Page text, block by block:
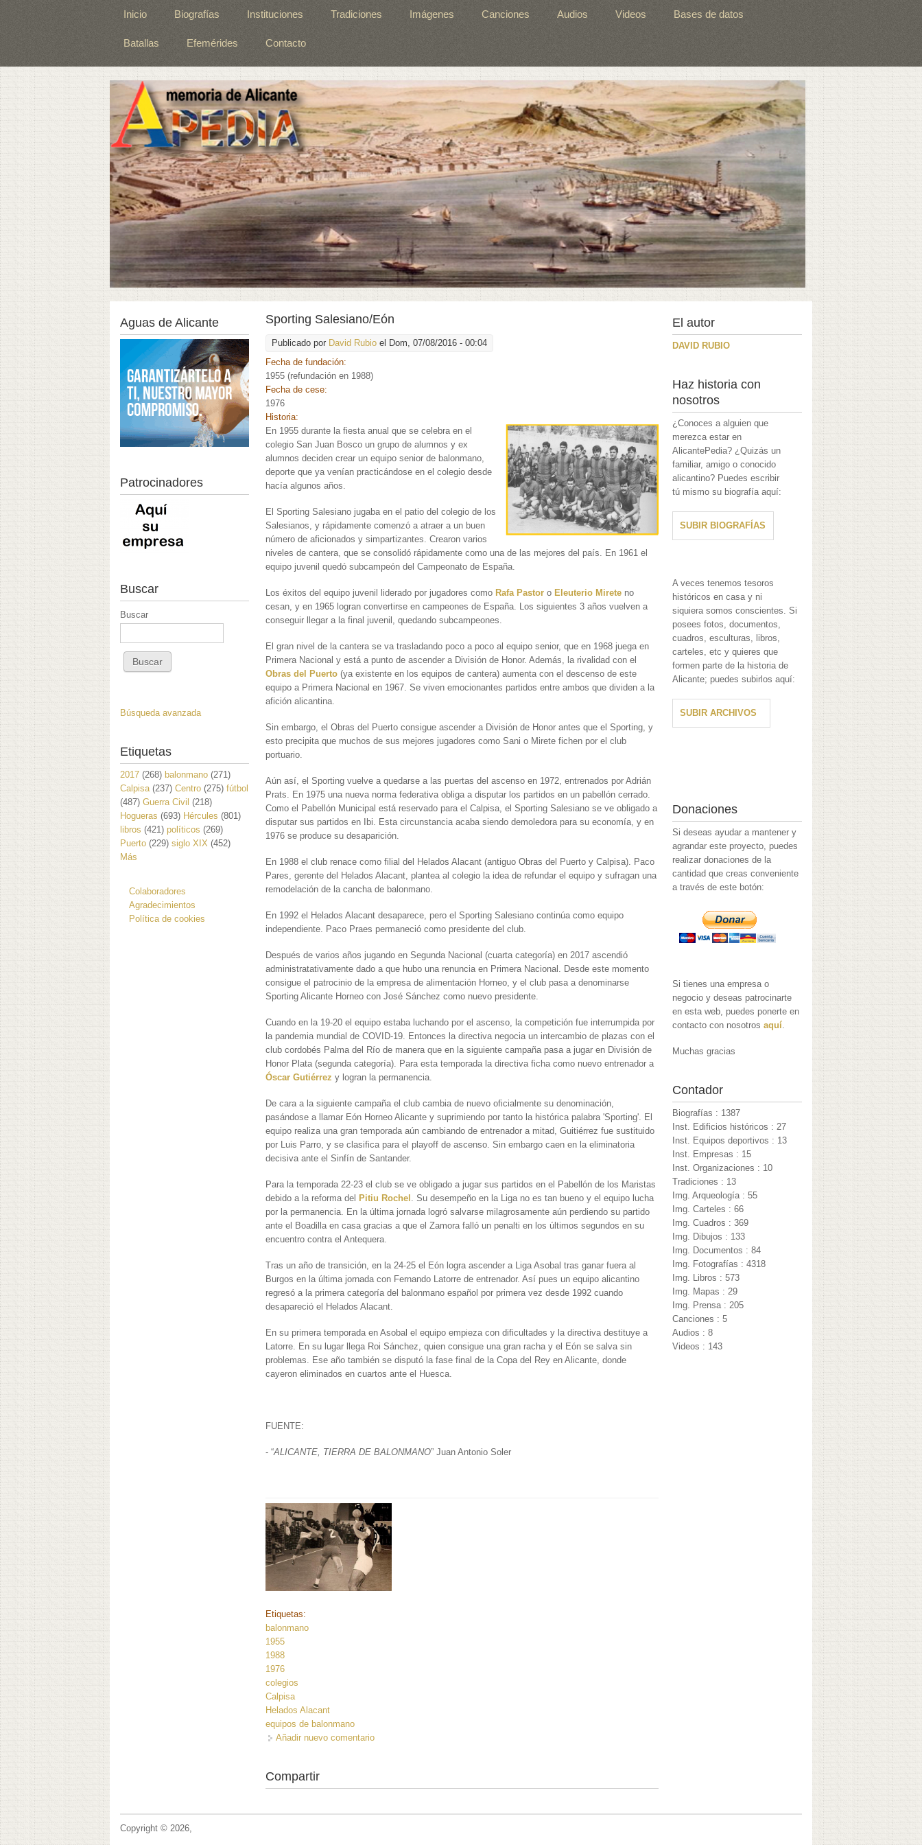
Inicio Biografías Instituciones Tradiciones Imágenes Canciones Audios Videos Bases de datos
Batallas Efemérides Contacto
Sporting Salesiano/Eón
Publicado por David Rubio el Dom, 07/08/2016 - 00:04
Fecha de fundación:
1955 (refundación en 1988)
Fecha de cese:
1976
Historia:
En 1955 durante la fiestaanual que se celebra en el
colegio San Juan Bosco un grupo de alumnos y ex
alumnos deciden crear un equipo senior de balonmano,
deporte que ya venían practicándose en el colegio desde
hacía algunos años.
El Sporting Salesiano jugaba en el patio del colegio de los
Salesianos, y rápidamente comenzó a atraer a un buen
número de aficionados y simpartizantes. Crearon varios
niveles de cantera, que se consolidó rápidamente como una de las mejores del país. En 1961 el
equipo juvenil quedó subcampeón del Campeonato de España.
Los éxitos del equipo juvenil liderado por jugadores como Rafa Pastor o Eleuterio Mirete no
cesan, y en 1965 logran convertirse en campeones de España. Los siguientes 3 años vuelven a
conseguir llegar a la final juvenil, quedando subcampeones.
El gran nivel de la cantera se va trasladando poco a poco al equipo senior, que en 1968 juega en
Primera Nacional y está a punto de ascender a División de Honor. Además, la rivalidad con el
Obras del Puerto (ya existente en los equipos de cantera) aumenta con el descenso de este
equipo a Primera Nacional en 1967. Se viven emocionantes partidos entre ambos que dividen a la
afición alicantina.
Sin embargo, el Obras del Puerto consigue ascender a División de Honor antes que el Sporting, y
esto precipita que muchos de sus mejores jugadores como Sani o Mirete fichen por el club
portuario.
Aún así, el Sporting vuelve a quedarse a las puertas del ascenso en 1972, entrenados por Adrián
Prats. En 1975 una nueva norma federativa obliga a disputar los partidos en un pabellón cerrado.
Como el Pabellón Municipal está reservado para el Calpisa, el Sporting Salesiano se ve obligado a
disputar sus partidos en Ibi. Esta circunstancia acaba siendo demoledora para su economía, y en
1976 se produce su desaparición.
En 1988 el club renace como filial del Helados Alacant (antiguo Obras del Puerto y Calpisa). Paco
Pares, gerente del Helados Alacant, plantea al colegio la idea de refundar el equipo y sufragan una
remodelación de la cancha de balonmano.
En 1992 el Helados Alacant desaparece, pero el Sporting Salesiano continúa como equipo
independiente. Paco Praes permaneció como presidente del club.
Después de varios años jugando en Segunda Nacional (cuarta categoría) en 2017 ascendió
administratativamente dado a que hubo una renuncia en Primera Nacional. Desde este momento
consigue el patrocinio de la empresa de alimentación Horneo, y el club pasa a denominarse
Sporting Alicante Horneo con José Sánchez como nuevo presidente.
Cuando en la 19-20 el equipo estaba luchando por el ascenso, la competición fue interrumpida por
la pandemia mundial de COVID-19. Entonces la directiva negocia un intercambio de plazas con el
club cordobés Palma del Río de manera que en la siguiente campaña pasa a jugar en División de
Honor Plata (segunda categoría). Para esta temporada la directiva ficha como nuevo entrenador a
Óscar Gutiérrez y logran la permanencia.
De cara a la siguiente campaña el club cambia de nuevo oficialmente su denominación,
pasándose a llamar Eón Horneo Alicante y suprimiendo por tanto la histórica palabra 'Sporting'. El
equipo realiza una gran temporada aún cambiando de entrenador a mitad, Guitiérrez fue sustituido
por Luis Parro, y se clasifica para el playoff de ascenso. Sin embargo caen en la eliminatoria
decisiva ante el Sinfín de Santander.
Para la temporada 22-23 el club se ve obligado a jugar sus partidos en el Pabellón de los Maristas
debido a la reforma del Pitiu Rochel . Su desempeño en la Liga no es tan bueno y el equipo lucha
por la permanencia. En la última jornada logró salvarse milagrosamente aún perdiendo su partido
ante el Boadilla en casa gracias a que el Zamora falló un penalti en los últimos segundos en su
encuentro contra el Antequera.
Tras un año de transición, en la 24-25 el Eón logra ascender a Liga Asobal tras ganar fuera al
Burgos en la última jornada con Fernando Latorre de entrenador. Así pues un equipo alicantino
regresó a la primera categoría del balonmano español por primera vez desde 1992 cuando
desapareció el Helados Alacant.
En su primera temporada en Asobal el equipo empieza con dificultades y la directiva destituye a
Latorre. En su lugar llega Roi Sánchez, quien consigue una gran racha y el Eón se salva sin
problemas. Ese año también se disputó la fase final de la Copa del Rey en Alicante, donde
cayeron eliminados en cuartos ante el Huesca.
FUENTE:
- “ALICANTE, TIERRA DE BALONMANO” Juan Antonio Soler
Etiquetas:
balonmano
1955
1988
1976
colegios
Calpisa
Helados Alacant
equipos de balonmano
Añadir nuevo comentario
Compartir
Aguas de Alicante
Patrocinadores
Buscar
Buscar
Búsqueda avanzada
Etiquetas
2017 (268) balonmano (271)
Calpisa (237) Centro (275) fútbol
(487) Guerra Civil (218)
Hogueras (693) Hércules (801)
libros (421) políticos (269)
Puerto (229) siglo XIX (452)
Más
Colaboradores
Agradecimientos
Política de cookies
El autor
DAVID RUBIO
Haz historia con
nosotros
¿Conoces a alguien que
merezca estar en
AlicantePedia? ¿Quizás un
familiar, amigo o conocido
alicantino? Puedes escribir
tú mismo su biografía aquí:
SUBIR BIOGRAFÍAS
A veces tenemos tesoros
históricos en casa y ni
siquiera somos conscientes. Si
posees fotos, documentos,
cuadros, esculturas, libros,
carteles, etc y quieres que
formen parte de la historia de
Alicante; puedes subirlos aquí:
SUBIR ARCHIVOS
Donaciones
Si deseas ayudar a mantener y
agrandar este proyecto, puedes
realizar donaciones de la
cantidad que creas conveniente
a través de este botón:
Si tienes una empresa o
negocio y deseas patrocinarte
en esta web, puedes ponerte en
contacto con nosotrosaquí.
Muchas gracias
Contador
Biografías : 1387
Inst. Edificios históricos : 27
Inst. Equipos deportivos : 13
Inst. Empresas : 15
Inst. Organizaciones : 10
Tradiciones : 13
Img. Arqueología : 55
Img. Carteles : 66
Img. Cuadros : 369
Img. Dibujos : 133
Img. Documentos : 84
Img. Fotografías : 4318
Img. Libros : 573
Img. Mapas : 29
Img. Prensa : 205
Canciones : 5
Audios : 8
Videos : 143
Copyright © 2026,